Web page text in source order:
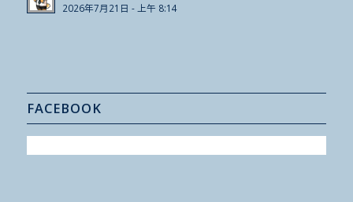
2026年7月21日 - 上午 8:14
FACEBOOK